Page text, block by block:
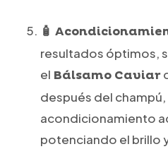
🧴
resultados óptimos,
el Bálsamo Caviar
después del
acondicionamiento
potenciando el brillo